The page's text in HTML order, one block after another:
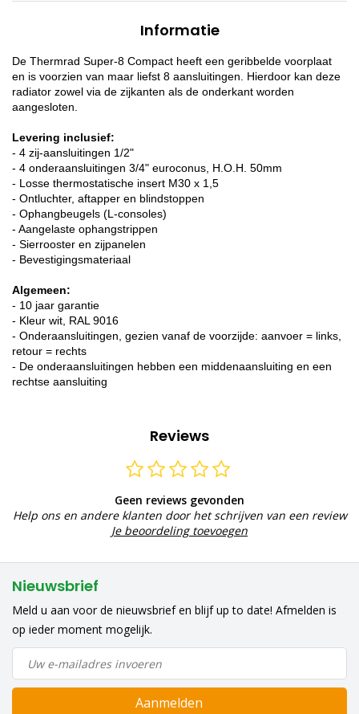
Informatie
De Thermrad Super-8 Compact heeft een geribbelde voorplaat
en is voorzien van maar liefst 8 aansluitingen. Hierdoor kan deze
radiator zowel via de zijkanten als de onderkant worden
aangesloten.
Levering inclusief:
- 4 zij-aansluitingen 1/2"
- 4 onderaansluitingen 3/4" euroconus, H.O.H. 50mm
- Losse thermostatische insert M30 x 1,5
- Ontluchter, aftapper en blindstoppen
- Ophangbeugels (L-consoles)
- Aangelaste ophangstrippen
- Sierrooster en zijpanelen
- Bevestigingsmateriaal
Algemeen:
- 10 jaar garantie
- Kleur wit, RAL 9016
- Onderaansluitingen, gezien vanaf de voorzijde: aanvoer = links,
retour = rechts
- De onderaansluitingen hebben een middenaansluiting en een
rechtse aansluiting
Reviews
Geen reviews gevonden
Help ons en andere klanten door het schrijven van een review
Je beoordeling toevoegen
Nieuwsbrief
Meld u aan voor de nieuwsbrief en blijf up to date! Afmelden is
op ieder moment mogelijk.
Aanmelden